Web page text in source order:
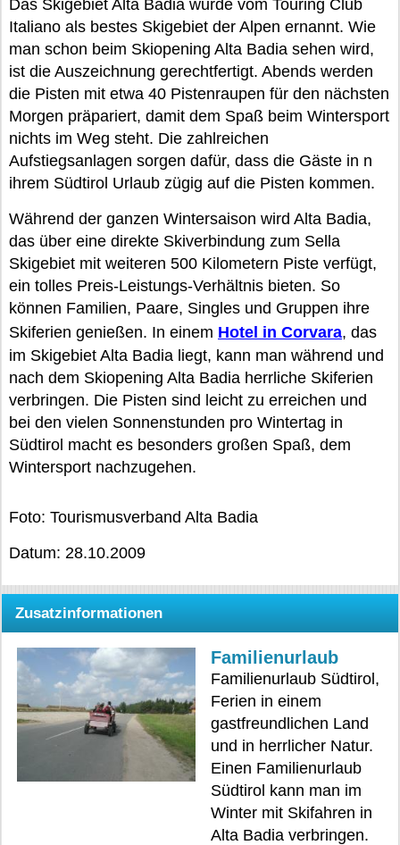
Das Skigebiet Alta Badia wurde vom Touring Club
Italiano als bestes Skigebiet der Alpen ernannt. Wie
man schon beim Skiopening Alta Badia sehen wird,
ist die Auszeichnung gerechtfertigt. Abends werden
die Pisten mit etwa 40 Pistenraupen für den nächsten
Morgen präpariert, damit dem Spaß beim Wintersport
nichts im Weg steht. Die zahlreichen
Aufstiegsanlagen sorgen dafür, dass die Gäste in n
ihrem Südtirol Urlaub zügig auf die Pisten kommen.
Während der ganzen Wintersaison wird Alta Badia,
das über eine direkte Skiverbindung zum Sella
Skigebiet mit weiteren 500 Kilometern Piste verfügt,
ein tolles Preis-Leistungs-Verhältnis bieten. So
können Familien, Paare, Singles und Gruppen ihre
Skiferien genießen. In einem Hotel in Corvara, das
im Skigebiet Alta Badia liegt, kann man während und
nach dem Skiopening Alta Badia herrliche Skiferien
verbringen. Die Pisten sind leicht zu erreichen und
bei den vielen Sonnenstunden pro Wintertag in
Südtirol macht es besonders großen Spaß, dem
Wintersport nachzugehen.
Foto: Tourismusverband Alta Badia
Datum: 28.10.2009
Zusatzinformationen
Familienurlaub
Familienurlaub Südtirol,
Ferien in einem
gastfreundlichen Land
und in herrlicher Natur.
Einen Familienurlaub
Südtirol kann man im
Winter mit Skifahren in
Alta Badia verbringen.